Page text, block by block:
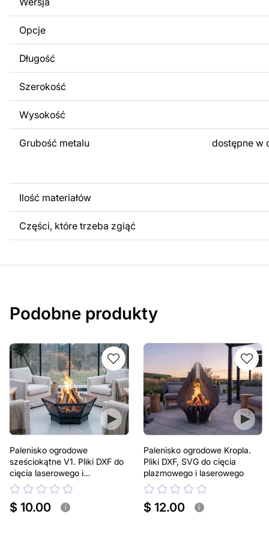
Za dodatkową opłatą możemy dostosować projekt
obrazów lub logo Twojej firmy albo wprowadzenie innych
Twoich potrzeb. Jeśli potrzebujesz indywidualnego
produktu, skontaktuj się z nami.
Jeśli masz jakiekolwiek pytania lub potrzebujesz
w dowolnym momencie – zawsze chętnie pomożemy.
Opcje
Długość
Szerokość
Wysokość
Grubość metalu
dostępne w
Ilość materiałów
Części, które trzeba zgiąć
Podobne produkty
Palenisko ogrodowe
sześciokątne V1. Pliki DXF do
cięcia laserowego i
plazmowego
$ 10.00 i
Palenisko ogrodowe Kropla.
Pliki DXF, SVG do cięcia
plazmowego i laserowego
$ 12.00 i